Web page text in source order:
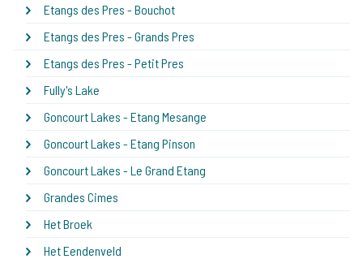
Etangs des Pres - Bouchot
Etangs des Pres - Grands Pres
Etangs des Pres - Petit Pres
Fully's Lake
Goncourt Lakes - Etang Mesange
Goncourt Lakes - Etang Pinson
Goncourt Lakes - Le Grand Etang
Grandes Cimes
Het Broek
Het Eendenveld